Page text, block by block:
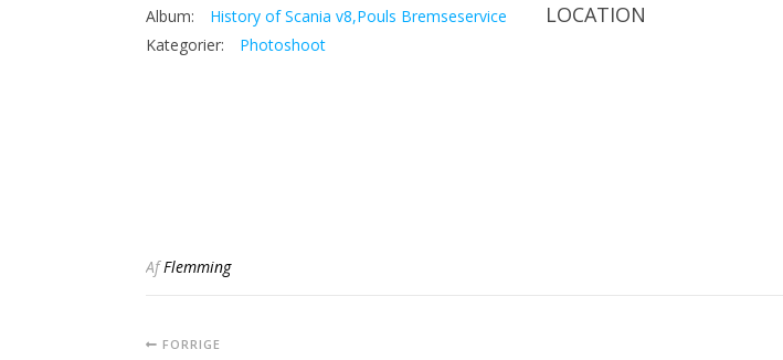
Album:
History of Scania v8,Pouls Bremseservice
Kategorier:
Photoshoot
LOCATION
AfFlemming
FORRIGE